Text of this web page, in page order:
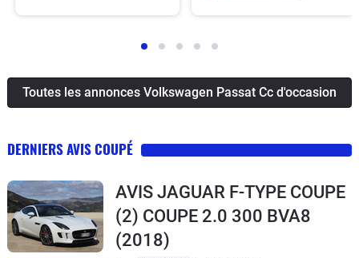
Toutes les annonces Volkswagen Passat Cc d'occasion
DERNIERS AVIS COUPÉ
AVIS JAGUAR F-TYPE COUPE
(2) COUPE 2.0 300 BVA8
(2018)